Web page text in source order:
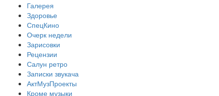
Галерея
Здоровье
СпецКино
Очерк недели
Зарисовки
Рецензии
Салун ретро
Записки звукача
АктМузПроекты
Кроме музыки